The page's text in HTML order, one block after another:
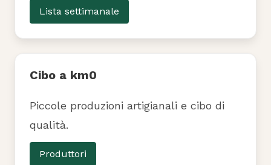
Lista settimanale
Cibo a km0
Piccole produzioni artigianali e cibo di
qualità.
Produttori